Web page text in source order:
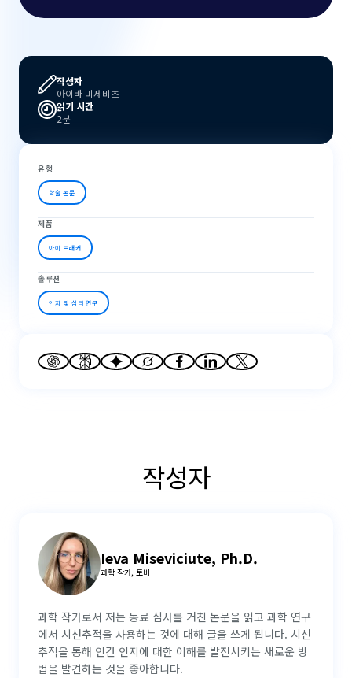
작성자
아이바 미세비츠
읽기 시간
2분
유형
학술 논문
제품
아이 트래커
솔루션
인지 및 심리 연구
작성자
Ieva Miseviciute, Ph.D.
과학 작가, 토비
과학 작가로서 저는 동료 심사를 거친 논문을 읽고 과학 연구
에서 시선추적을 사용하는 것에 대해 글을 쓰게 됩니다. 시선
추적을 통해 인간 인지에 대한 이해를 발전시키는 새로운 방
법을 발견하는 것을 좋아합니다.